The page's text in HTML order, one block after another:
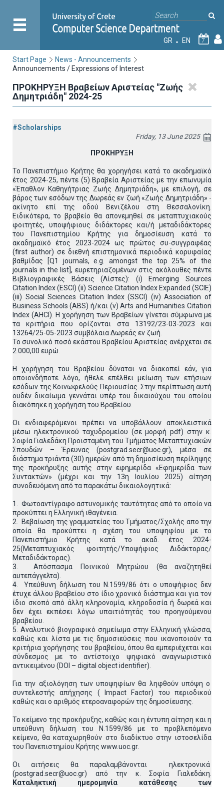
GR EN 7
Start Page
News - Announcements
Announcements / Expressions of Interest
ΠΡΟΚΗΡΥΞΗ Βραβείων Αριστείας "Ζωής
Δημητριάδη" 2024-25
#Scholarships
Friday, 13 June 2025
ΠΡΟΚΗΡΥΞΗ
Το Πανεπιστήμιο Κρήτης θα χορηγήσει κατά το ακαδημαϊκό
έτος 2024-25, πέντε (5) Βραβεία Αριστείας με την επωνυμία
«Έπαθλον Καθηγήτριας Ζωής Δημητριάδη», με επιλογή, σε
βάρος των εσόδων της Δωρεάς εν ζωή «Ζωής Δημητριάδη» -
ακίνητο επί της οδού Βενιζέλου στη Θεσσαλονίκη.
Ειδικότερα, το βραβείο θα απονεμηθεί σε μεταπτυχιακούς
φοιτητές, υποψήφιους διδάκτορες και/ή μεταδιδάκτορες
του Πανεπιστημίου Κρήτης για δημοσίευση κατά το
ακαδημαϊκό έτος 2023-2024 ως πρώτος συ-συγγραφέας
(first author) σε διεθνή επιστημονικά περιοδικά κορυφαίας
βαθμίδας [Q1 journals, e.g. amongst the top 25% of the
journals in the list], ευρετηριαζομένων στις ακόλουθες πέντε
Βιβλιογραφικές Βάσεις (Λίστες): (i) Emerging Sources
Citation Index (ESCI) (ii) Science Citation Index Expanded (SCIE)
(iii) Social Sciences Citation Index (SSCI) (iv) Association of
Business Schools (ABS) ή/και (v) Arts and Humanities Citation
Index (AHCI). Η χορήγηση των Βραβείων γίνεται σύμφωνα με
τα κριτήρια που ορίζονται στα 13192/23-03-2023 και
13264/25-05-2023 συμβόλαια Δωρεάς εν ζωή.
Το συνολικό ποσό εκάστου Βραβείου Αριστείας ανέρχεται σε
2.000,00 ευρώ.
Η χορήγηση του Βραβείου δύναται να διακοπεί εάν, για
οποιονδήποτε λόγο, ήθελε επέλθει μείωση των ετήσιων
εσόδων της Κοινωφελούς Περιουσίας. Στην περίπτωση αυτή
ουδέν δικαίωμα γεννάται υπέρ του δικαιούχου του οποίου
διακόπηκε η χορήγηση του Βραβείου.
Οι ενδιαφερόμενοι πρέπει να υποβάλλουν αποκλειστικά
μέσω ηλεκτρονικού ταχυδρομείου (σε μορφή pdf) στην κ.
Σοφία Γιαλεδάκη Προϊσταμένη του Τμήματος Μεταπτυχιακών
Σπουδών – Έρευνας (postgrad.secr@uoc.gr), μέσα σε
διάστημα τριάντα (30) ημερών από τη δημοσίευση περίληψης
της προκήρυξης αυτής στην εφημερίδα «Εφημερίδα των
Συντακτών» (μέχρι και την 13η Ιουλίου 2025) αίτηση
συνοδευόμενη από τα παρακάτω δικαιολογητικά:
1. Φωτοαντίγραφο αστυνομικής ταυτότητας από το οποίο να
προκύπτει η Ελληνική ιθαγένεια.
2. Βεβαίωση της γραμματείας του Τμήματος/Σχολής απο την
οποία θα προκύπτει η σχέση του υποψηφίου με το
Πανεπιστήμιο Κρήτης κατά το ακαδ. έτος 2024-
25(Μεταπτυχιακός φοιτητής/Υποψήφιος Διδάκτορας/
Μεταδιδάκτορας).
3. Απόσπασμα Ποινικού Μητρώου (θα αναζητηθεί
αυτεπάγγελτα).
4. Υπεύθυνη δήλωση του Ν.1599/86 ότι ο υποψήφιος δεν
έτυχε άλλου βραβείου στο ίδιο χρονικό διάστημα και για τον
ίδιο σκοπό από άλλη κληρονομία, κληροδοσία ή δωρεά και
δεν έχει εκπέσει λόγω υπαιτιότητάς του προηγούμενου
βραβείου.
5. Αναλυτικό βιογραφικό σημείωμα στην Ελληνική γλώσσα,
καθώς και λίστα με τις δημοσιεύσεις που ικανοποιούν τα
κριτήρια χορήγησης του βραβείου, όπου θα εμπεριέχεται και
σύνδεσμος με το αντίστοιχο ψηφιακό αναγνωριστικό
αντικειμένου (DOI – digital object identifier).
Για την αξιολόγηση των υποψηφίων θα ληφθούν υπόψη ο
συντελεστής απήχησης ( Impact Factor) του περιοδικού
καθώς και ο αριθμός ετεροαναφορών της δημοσίευσης.
Το κείμενο της προκήρυξης, καθώς και η έντυπη αίτηση και η
υπεύθυνη δήλωση του Ν.1599/86 με το προβλεπόμενο
κείμενο, θα καταχωρηθούν στο διαδίκτυο στην ιστοσελίδα
του Πανεπιστημίου Κρήτης www.uoc.gr.
Οι αιτήσεις θα παραλαμβάνονται ηλεκτρονικά
(postgrad.secr@uoc.gr) από την κ. Σοφία Γιαλεδάκη.
Καταληκτική ημερομηνία κατάθεσης των